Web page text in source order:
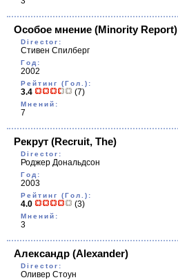
Особое мнение (Minority Report)
Director:
Стивен Спилберг
Год:
2002
Рейтинг (Гол.):
3.4 (7)
Мнений:
7
Рекрут (Recruit, The)
Director:
Роджер Дональдсон
Год:
2003
Рейтинг (Гол.):
4.0 (3)
Мнений:
3
Александр (Alexander)
Director:
Оливер Стоун